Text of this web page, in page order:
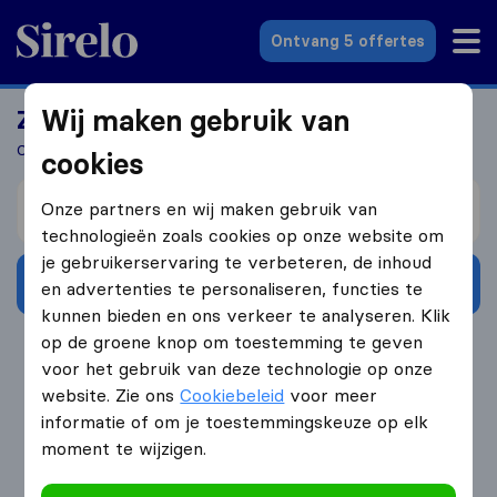
Sirelo.nl
Ontvang 5 offertes
Zoek jij een verhuizer?
Ontvang 5 gratis offertes in 3 stappen
Verhuizen van
Ontvang gratis offertes
4.3 793 Google reviews
Wij maken gebruik van
cookies
Onze partners en wij maken gebruik van
technologieën zoals cookies op onze website om
je gebruikerservaring te verbeteren, de inhoud
en advertenties te personaliseren, functies te
kunnen bieden en ons verkeer te analyseren. Klik
op de groene knop om toestemming te geven
voor het gebruik van deze technologie op onze
website. Zie onsCookiebeleid voor meer
informatie of om je toestemmingskeuze op elk
moment te wijzigen.